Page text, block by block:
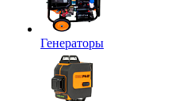
Генераторы